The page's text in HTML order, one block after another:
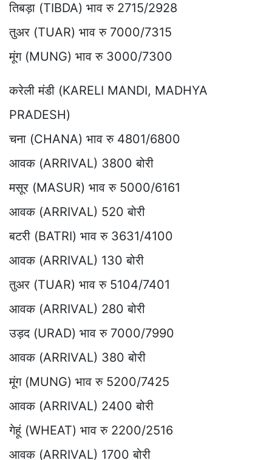
तिबड़ा (TIBDA) भाव रु 2715/2928
तुअर (TUAR) भाव रु 7000/7315
मूंग (MUNG) भाव रु 3000/7300
करेली मंडी (KARELI MANDI, MADHYA
PRADESH)
चना (CHANA) भाव रु 4801/6800
आवक (ARRIVAL) 3800 बोरी
मसूर (MASUR) भाव रु 5000/6161
आवक (ARRIVAL) 520 बोरी
बटरी (BATRI) भाव रु 3631/4100
आवक (ARRIVAL) 130 बोरी
तुअर (TUAR) भाव रु 5104/7401
आवक (ARRIVAL) 280 बोरी
उड़द (URAD) भाव रु 7000/7990
आवक (ARRIVAL) 380 बोरी
मूंग (MUNG) भाव रु 5200/7425
आवक (ARRIVAL) 2400 बोरी
गेहूं (WHEAT) भाव रु 2200/2516
आवक (ARRIVAL) 1700 बोरी